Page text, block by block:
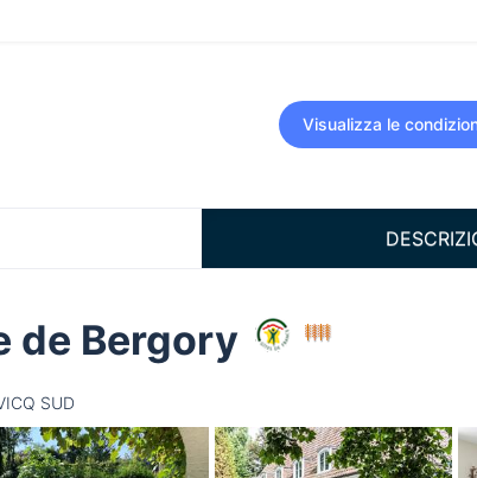
Visualizza le
de Bergory
SUD